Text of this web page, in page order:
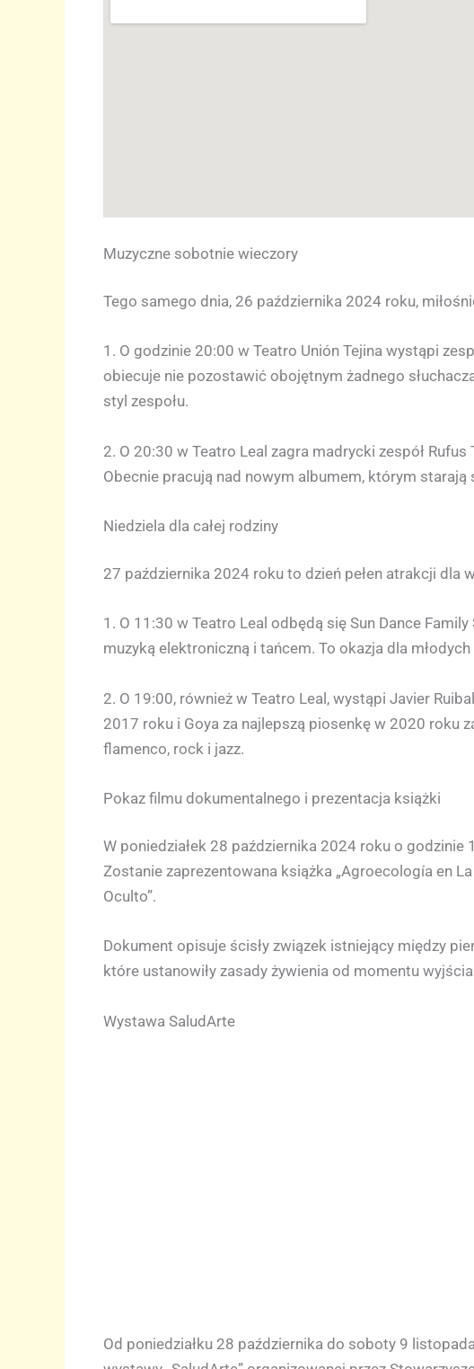
Muzyczne sobotnie wieczory
Tego samego dnia, 26 października 2024 roku,
1. O godzinie 20:00 w Teatro Unión Tejina wystąpi
obiecuje nie pozostawić obojętnym żadnego
styl zespołu.
2. O 20:30 w Teatro Leal zagra madrycki zespół
Obecnie pracują nad nowym albumem, którym
Niedziela dla całej rodziny
27 października 2024 roku to dzień pełen atrakcji dla
1. O 11:30 w Teatro Leal odbędą się Sun Dance
muzyką elektroniczną i tańcem. To okazja dla
2. O 19:00, również w Teatro Leal, wystąpi Javier
2017 roku i Goya za najlepszą piosenkę w 2020 roku
flamenco, rock i jazz.
Pokaz filmu dokumentalnego i prezentacja książki
W poniedziałek 28 października 2024 roku o
Zostanie zaprezentowana książka „Agroecología en
Oculto”.
Dokument opisuje ścisły związek istniejący między
które ustanowiły zasady żywienia od momentu
Wystawa SaludArte
Od poniedziałku 28 października do soboty 9